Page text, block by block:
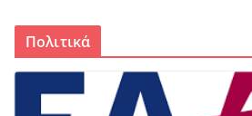
Πολιτικά